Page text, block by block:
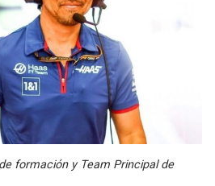
formación y Team Principal de